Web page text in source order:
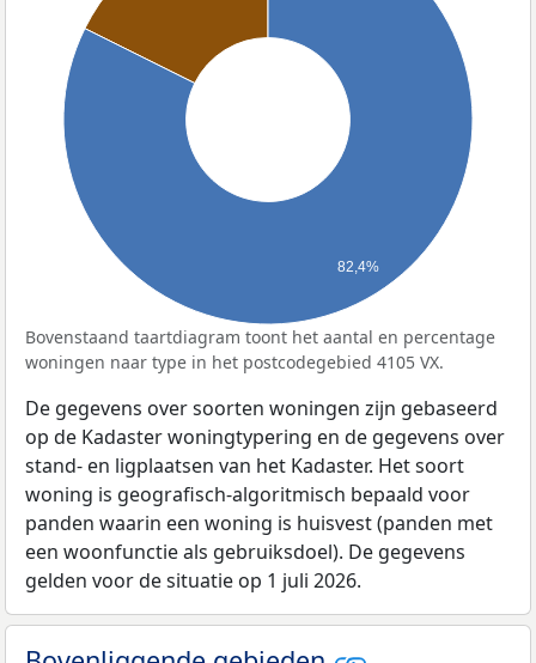
82,4%
Bovenstaand taartdiagram toont het aantal en percentage
woningen naar type in het postcodegebied 4105 VX.
De gegevens over soorten woningen zijn gebaseerd
op de Kadaster woningtypering en de gegevens over
stand- en ligplaatsen van het Kadaster. Het soort
woning is geografisch-algoritmisch bepaald voor
panden waarin een woning is huisvest (panden met
een woonfunctie als gebruiksdoel). De gegevens
gelden voor de situatie op 1 juli 2026.